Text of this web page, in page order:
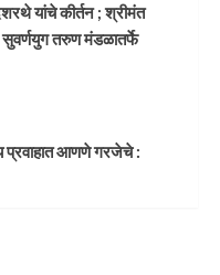
यांचे कीर्तन ; श्रीमंत
तरुण मंडळातर्फे
प्रवाहात आणणे गरजेचे :